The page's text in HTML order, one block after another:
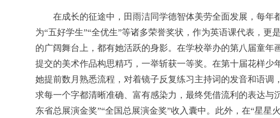
在成长的征途中，田雨洁同学德智体美劳全面发展，每年
为“五好学生”“全优生”等诸多荣誉奖状，作为英语课代表，更
的广阔舞台上，都有她活跃的身影。在学校举办的第八届童年
提交的美术作品构思精巧，一举斩获一等奖。在第十届花样少
她提前数月熟悉流程，对着镜子反复练习主持词的发音和语调
求每一个字都清晰准确、富有感染力，最终凭借流利的表达与
东省总展演金奖”“全国总展演金奖”收入囊中。此外，在“星星